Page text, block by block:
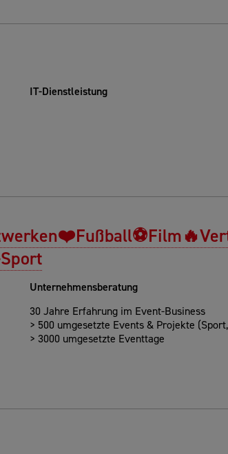
IT-Dienstleistung
Unternehmensberatung
30 Jahre Erfahrung im Event-Business
> 500 umgesetzte Events & Projekte
> 3000 umgesetzte Eventtage